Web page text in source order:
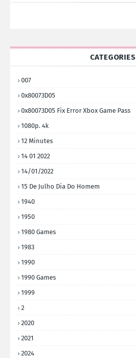
CATEGORIES
007
0x80073D05
0x80073D05 Fix Error Xbox Game Pass
1080p. 4k
12 Minutes
14 01 2022
14/01/2022
15 De Julho Dia Do Homem
1940
1950
1980 Games
1983
1990
1990 Games
1999
2
2020
2021
2024